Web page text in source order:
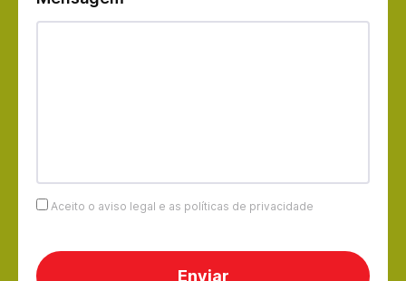
Aceito o aviso legal e as políticas de privacidade